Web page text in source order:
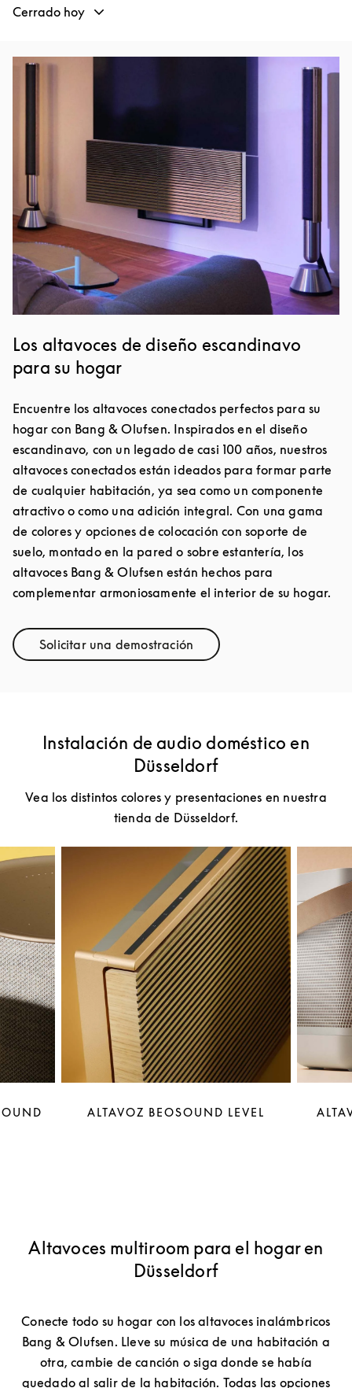
Cerrado hoy
Imagen del evento
Los altavoces de diseño escandinavo
para su hogar
Encuentre los altavoces conectados perfectos para su
hogar con Bang & Olufsen. Inspirados en el diseño
escandinavo, con un legado de casi 100 años, nuestros
altavoces conectados están ideados para formar parte
de cualquier habitación, ya sea como un componente
atractivo o como una adición integral. Con una gama
de colores y opciones de colocación con soporte de
suelo, montado en la pared o sobre estantería, los
altavoces Bang & Olufsen están hechos para
complementar armoniosamente el interior de su hogar.
Solicitar una demostración
Link Opens in New Tab
Instalación de audio doméstico en
Düsseldorf
Vea los distintos colores y presentaciones en nuestra
tienda de Düsseldorf.
ALTAVOZ BEOSOUND LEVEL
Altavoces multiroom para el hogar en
Düsseldorf
Conecte todo su hogar con los altavoces inalámbricos
Bang & Olufsen. Lleve su música de una habitación a
otra, cambie de canción o siga donde se había
quedado al salir de la habitación. Todas las opciones